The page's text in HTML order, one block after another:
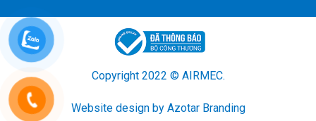
Copyright 2022 © AIRMEC.
Website design by Azotar Branding